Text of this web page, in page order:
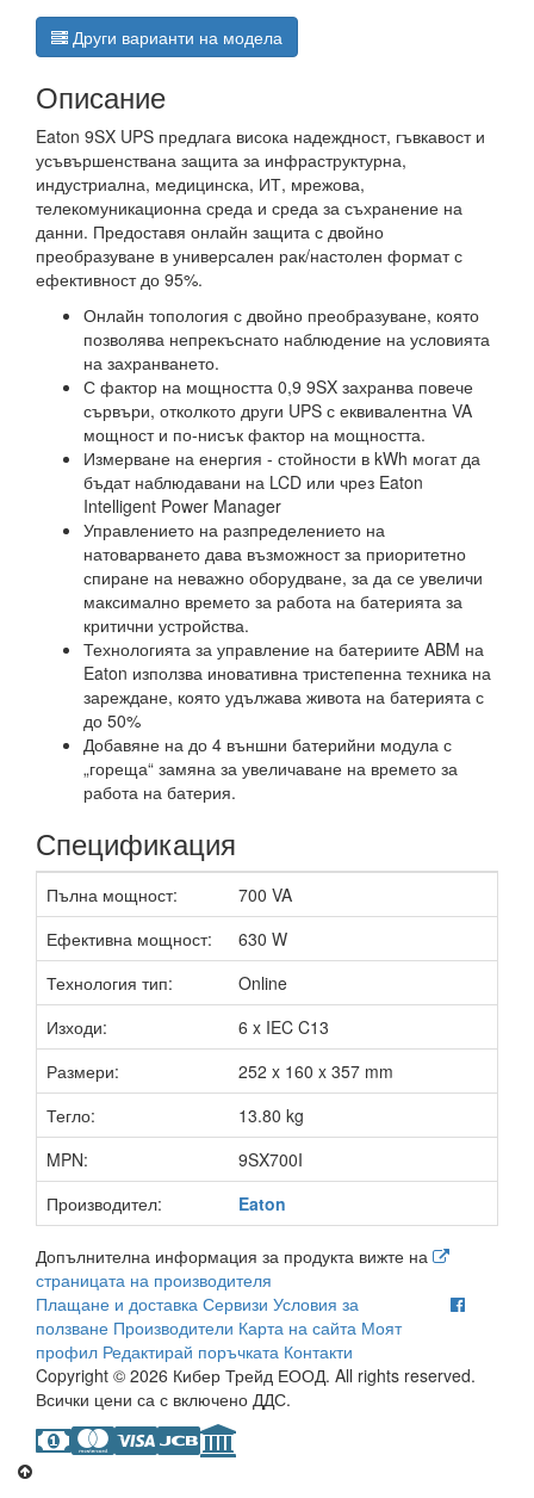
Други варианти на модела
Описание
Eaton 9SX UPS предлага висока надеждност, гъвкавост и
усъвършенствана защита за инфраструктурна,
индустриална, медицинска, ИТ, мрежова,
телекомуникационна среда и среда за съхранение на
данни. Предоставя онлайн защита с двойно
преобразуване в универсален рак/настолен формат с
ефективност до 95%.
Онлайн топология с двойно преобразуване, която
позволява непрекъснато наблюдение на условията
на захранването.
С фактор на мощността 0,9 9SX захранва повече
сървъри, отколкото други UPS с еквивалентна VA
мощност и по-нисък фактор на мощността.
Измерване на енергия - стойности в kWh могат да
бъдат наблюдавани на LCD или чрез Eaton
Intelligent Power Manager
Управлението на разпределението на
натоварването дава възможност за приоритетно
спиране на неважно оборудване, за да се увеличи
максимално времето за работа на батерията за
критични устройства.
Технологията за управление на батериите ABM на
Eaton използва иновативна тристепенна техника на
зареждане, която удължава живота на батерията с
до 50%
Добавяне на до 4 външни батерийни модула с
„гореща“ замяна за увеличаване на времето за
работа на батерия.
Спецификация
Пълна мощност:
700 VA
Ефективна мощност:
630 W
Технология тип:
Online
Изходи:
6 x IEC C13
Размери:
252 x 160 x 357 mm
Тегло:
13.80 kg
MPN:
9SX700I
Производител:
Eaton
Допълнителна информация за продукта вижте на
страницата на производителя
Плащане и доставка Сервизи Условия за
ползване Производители Карта на сайта Моят
профил Редактирай поръчката Контакти
Copyright © 2026 Кибер Трейд ЕООД. All rights reserved.
Всички цени са с включено ДДС.